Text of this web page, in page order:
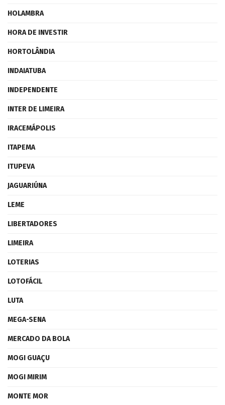
HOLAMBRA
HORA DE INVESTIR
HORTOLÂNDIA
INDAIATUBA
INDEPENDENTE
INTER DE LIMEIRA
IRACEMÁPOLIS
ITAPEMA
ITUPEVA
JAGUARIÚNA
LEME
LIBERTADORES
LIMEIRA
LOTERIAS
LOTOFÁCIL
LUTA
MEGA-SENA
MERCADO DA BOLA
MOGI GUAÇU
MOGI MIRIM
MONTE MOR